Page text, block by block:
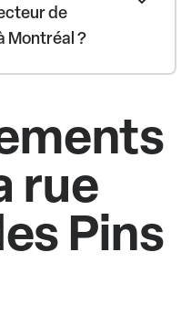
de
Montréal ?
rue
Pins